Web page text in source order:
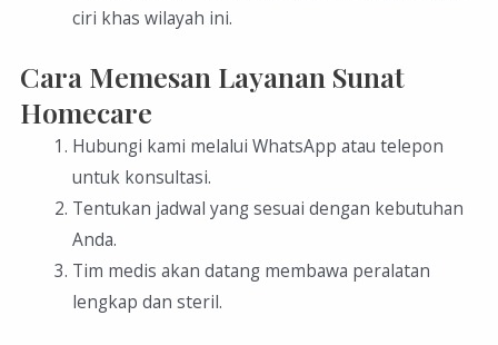
ciri khas wilayah ini.
Cara Memesan Layanan Sunat
Homecare
Hubungi kami melalui WhatsApp atau telepon
untuk konsultasi.
Tentukan jadwal yang sesuai dengan kebutuhan
Anda.
Tim medis akan datang membawa peralatan
lengkap dan steril.